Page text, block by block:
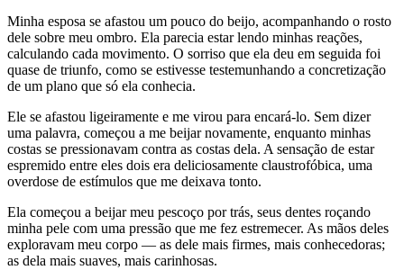
Minha esposa se afastou um pouco do beijo, acompanhando o rosto
dele sobre meu ombro. Ela parecia estar lendo minhas reações,
calculando cada movimento. O sorriso que ela deu em seguida foi
quase de triunfo, como se estivesse testemunhando a concretização
de um plano que só ela conhecia.
Ele se afastou ligeiramente e me virou para encará-lo. Sem dizer
uma palavra, começou a me beijar novamente, enquanto minhas
costas se pressionavam contra as costas dela. A sensação de estar
espremido entre eles dois era deliciosamente claustrofóbica, uma
overdose de estímulos que me deixava tonto.
Ela começou a beijar meu pescoço por trás, seus dentes roçando
minha pele com uma pressão que me fez estremecer. As mãos deles
exploravam meu corpo — as dele mais firmes, mais conhecedoras;
as dela mais suaves, mais carinhosas.